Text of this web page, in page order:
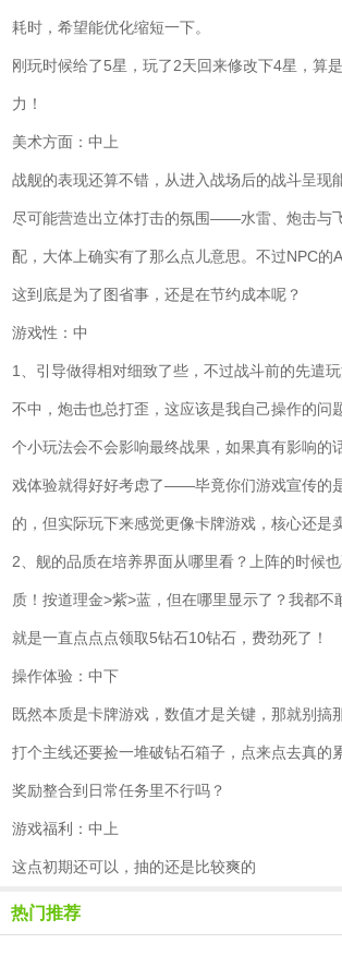
耗时，希望能优化缩短一下。
刚玩时候给了5星，玩了2天回来修改下4星，算
力！
美术方面：中上
战舰的表现还算不错，从进入战场后的战斗呈现
尽可能营造出立体打击的氛围——水雷、炮击与
配，大体上确实有了那么点儿意思。不过NPC的
这到底是为了图省事，还是在节约成本呢？
游戏性：中
1、引导做得相对细致了些，不过战斗前的先遣
不中，炮击也总打歪，这应该是我自己操作的问
个小玩法会不会影响最终战果，如果真有影响的
戏体验就得好好考虑了——毕竟你们游戏宣传的
的，但实际玩下来感觉更像卡牌游戏，核心还是
2、舰的品质在培养界面从哪里看？上阵的时候
质！按道理金>紫>蓝，但在哪里显示了？我都不
就是一直点点点领取5钻石10钻石，费劲死了！
操作体验：中下
既然本质是卡牌游戏，数值才是关键，那就别搞
打个主线还要捡一堆破钻石箱子，点来点去真的
奖励整合到日常任务里不行吗？
游戏福利：中上
这点初期还可以，抽的还是比较爽的
热门推荐